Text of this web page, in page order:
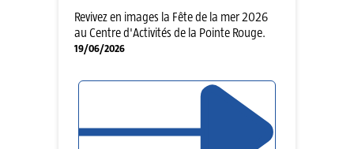
Revivez en images la Fête de la mer 2026
au Centre d'Activités de la Pointe Rouge.
19/06/2026